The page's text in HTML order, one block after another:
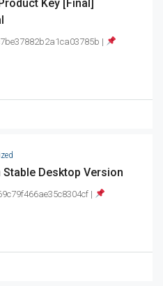
Key [Final]
|
Desktop Version
|